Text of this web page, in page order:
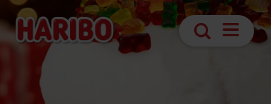
Otvoriť